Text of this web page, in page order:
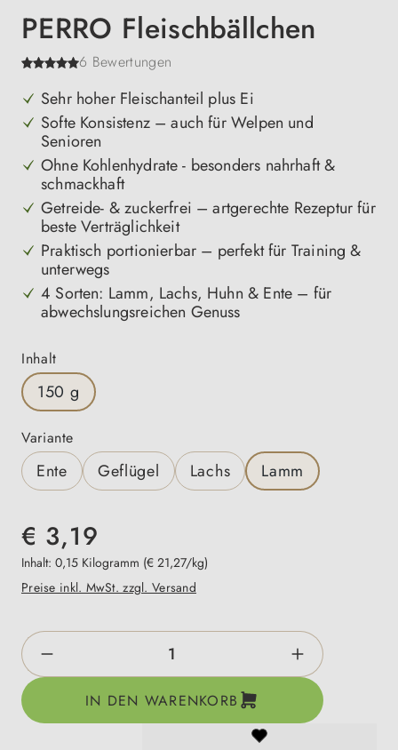
PERRO Fleischbällchen
6 Bewertungen
Sehr hoher Fleischanteil plus Ei
Softe Konsistenz – auch für Welpen und
Senioren
Ohne Kohlenhydrate - besonders nahrhaft &
schmackhaft
Getreide- & zuckerfrei – artgerechte Rezeptur für
beste Verträglichkeit
Praktisch portionierbar – perfekt für Training &
unterwegs
4 Sorten: Lamm, Lachs, Huhn & Ente – für
abwechslungsreichen Genuss
Inhaltauswählen
150 g
Variante
Ente Geflügel Lachs Lamm
€ 3,19
Inhalt: 0,15 Kilogramm (€ 21,27/kg)
Preise inkl. MwSt. zzgl. Versand
Produkt Anzahl: Gib den gewünschten
IN DEN WARENKORB